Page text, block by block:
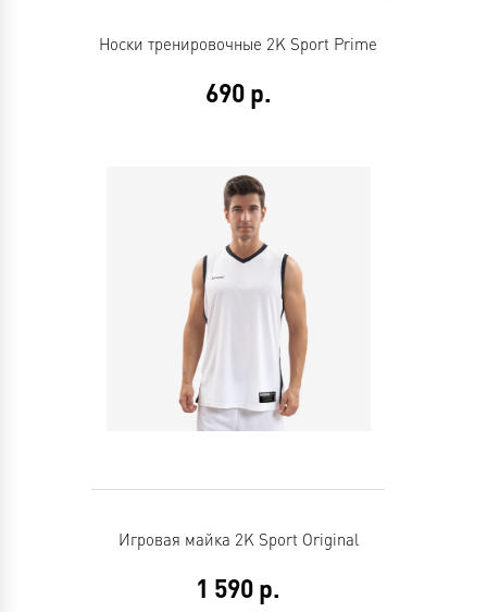
Носки тренировочные 2K Sport Prime
690р.
Игровая майка 2K Sport Original
1 590 р.